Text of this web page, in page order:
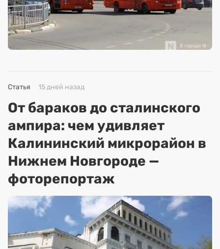
Статья 15 дней назад
От бараков до сталинского
ампира: чем удивляет
Калининский микрорайон в
Нижнем Новгороде —
фоторепортаж